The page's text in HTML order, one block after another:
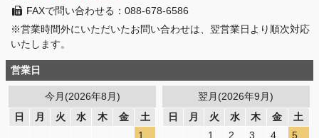
FAXで問い合わせる：088-678-6586
※営業時間外にいただいたお問い合わせは、翌営業日より順次対応
いたします。
営業日
今月(2026年8月)
日
月 火 水 木 金
土
1
翌月(2026年9月)
日
月 火 水 木 金
土
1
2 3 4 5